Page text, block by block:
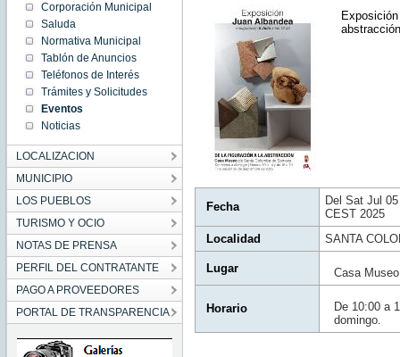
Corporación Municipal
Saluda
Normativa Municipal
Tablón de Anuncios
Teléfonos de Interés
Trámites y Solicitudes
Eventos
Noticias
LOCALIZACION
MUNICIPIO
LOS PUEBLOS
TURISMO Y OCIO
NOTAS DE PRENSA
PERFIL DEL CONTRATANTE
PAGO A PROVEEDORES
PORTAL DE TRANSPARENCIA
12:30:00
CEST
2025
Fecha
Del Sat Jul
CEST 2025
Localidad
SANTA
Lugar Casa
Horario
De 10:00 a
domingo.